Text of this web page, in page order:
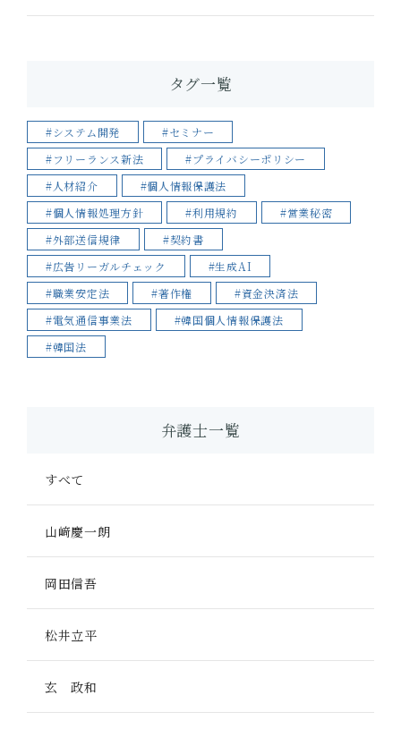
タグ一覧
#システム開発
#セミナー
#フリーランス新法
#プライバシーポリシー
#人材紹介
#個人情報保護法
#個人情報処理方針
#利用規約
#営業秘密
#外部送信規律
#契約書
#広告リーガルチェック
#生成AI
#職業安定法
#著作権
#資金決済法
#電気通信事業法
#韓国個人情報保護法
#韓国法
弁護士一覧
すべて
山﨑慶一朗
岡田信吾
松井立平
玄 政和